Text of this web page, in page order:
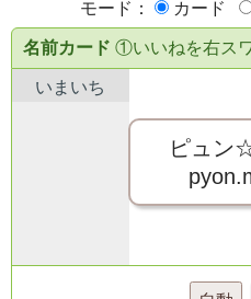
モード： カード
名前カード ①いいねを右ス
いまいち
ピュン